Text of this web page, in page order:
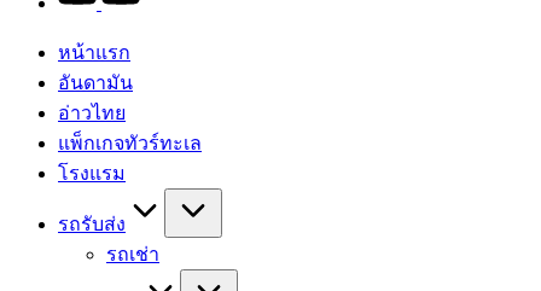
หน้าแรก
อันดามัน
อ่าวไทย
แพ็กเกจทัวร์ทะเล
โรงแรม
รถรับส่ง
รถเช่า